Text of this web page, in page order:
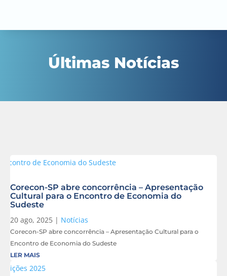
Últimas Notícias
Corecon-SP abre concorrência – Apresentação
Cultural para o Encontro de Economia do
Sudeste
20 ago, 2025 | Notícias
Corecon-SP abre concorrência – Apresentação Cultural para o
Encontro de Economia do Sudeste
LER MAIS